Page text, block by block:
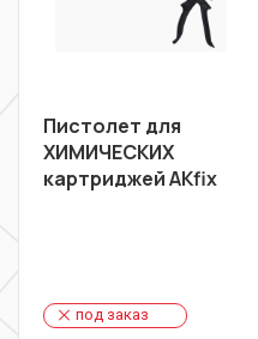
Пистолет для
ХИМИЧЕСКИХ
картриджей AKfix
под заказ